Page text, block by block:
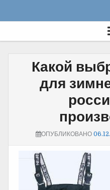
Какой
для
ОПУБЛИКОВАНО